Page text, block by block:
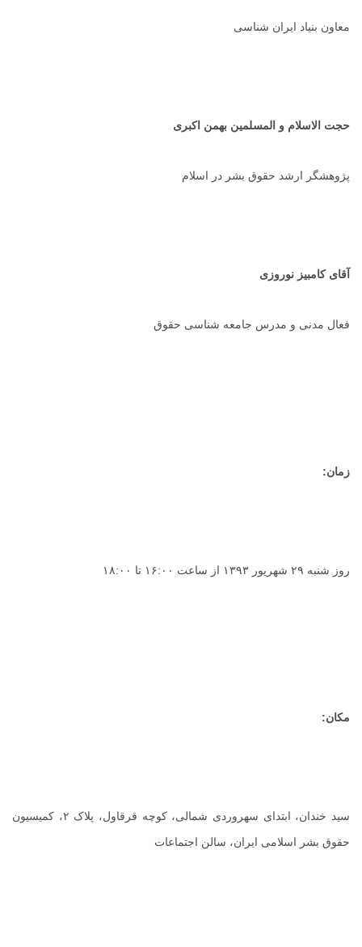
معاون بنیاد ایران شناسی
حجت الاسلام و المسلمین بهمن اکبری
پژوهشگر ارشد حقوق بشر در اسلام
آقای کامبیز نوروزی
فعال مدنی و مدرس جامعه شناسی حقوق
زمان:
روز شنبه ۲۹ شهریور ۱۳۹۳ از ساعت ۱۶:۰۰ تا ۱۸:۰۰
مکان:
سید خندان، ابتدای سهروردی شمالی، کوچه قرقاول، پلاک ۲، کمیسیون
حقوق بشر اسلامی ایران، سالن اجتماعات